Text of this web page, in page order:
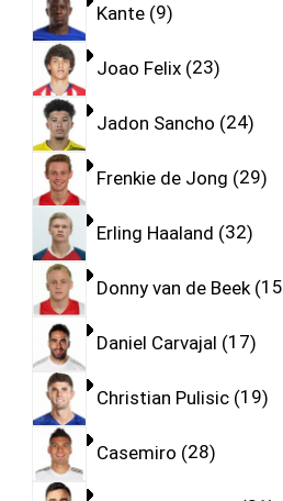
Kante 9
Joao Felix 23
Jadon Sancho 24
Frenkie de Jong 29
Erling Haaland 32
Donny van de Beek 15
Daniel Carvajal 17
Christian Pulisic 19
Casemiro 28